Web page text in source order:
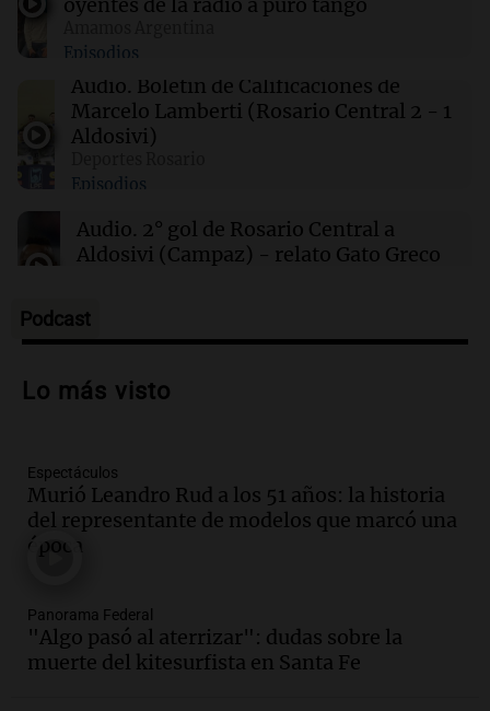
00:32 Clima
Clima en Salta: cómo estará el tiempo este
sábado 8 de agosto
Clima en Tucumán: cómo estará el tiempo
Episodios
Audio. Boletín de Calificaciones de
Marcelo Lamberti (Rosario Central 2 - 1
Aldosivi)
Episodios
Audio. 2° gol de Rosario Central a
Aldosivi (Campaz) - relato Gato Greco
Audio.Nuevo desarrollo urbano y casa
en Villa María
Audio.
La gran exposición de la rural de
la Bulaya abrirá sus puertas mañana con
diversas actividades y sorpresas
Panorama Federal
edificios y proyecta una casa del
estudiante con 48 municipios
involucrados
Podcast
Lo más visto
Espectáculos
Murió Leandro Rud a los 51 años: la historia
del representante de modelos que marcó una
época
Panorama Federal
"Algo pasó al aterrizar": dudas sobre la
muerte del kitesurfista en Santa Fe